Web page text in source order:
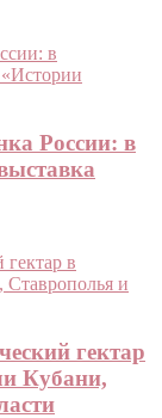
России: в
гектар
Кубани,